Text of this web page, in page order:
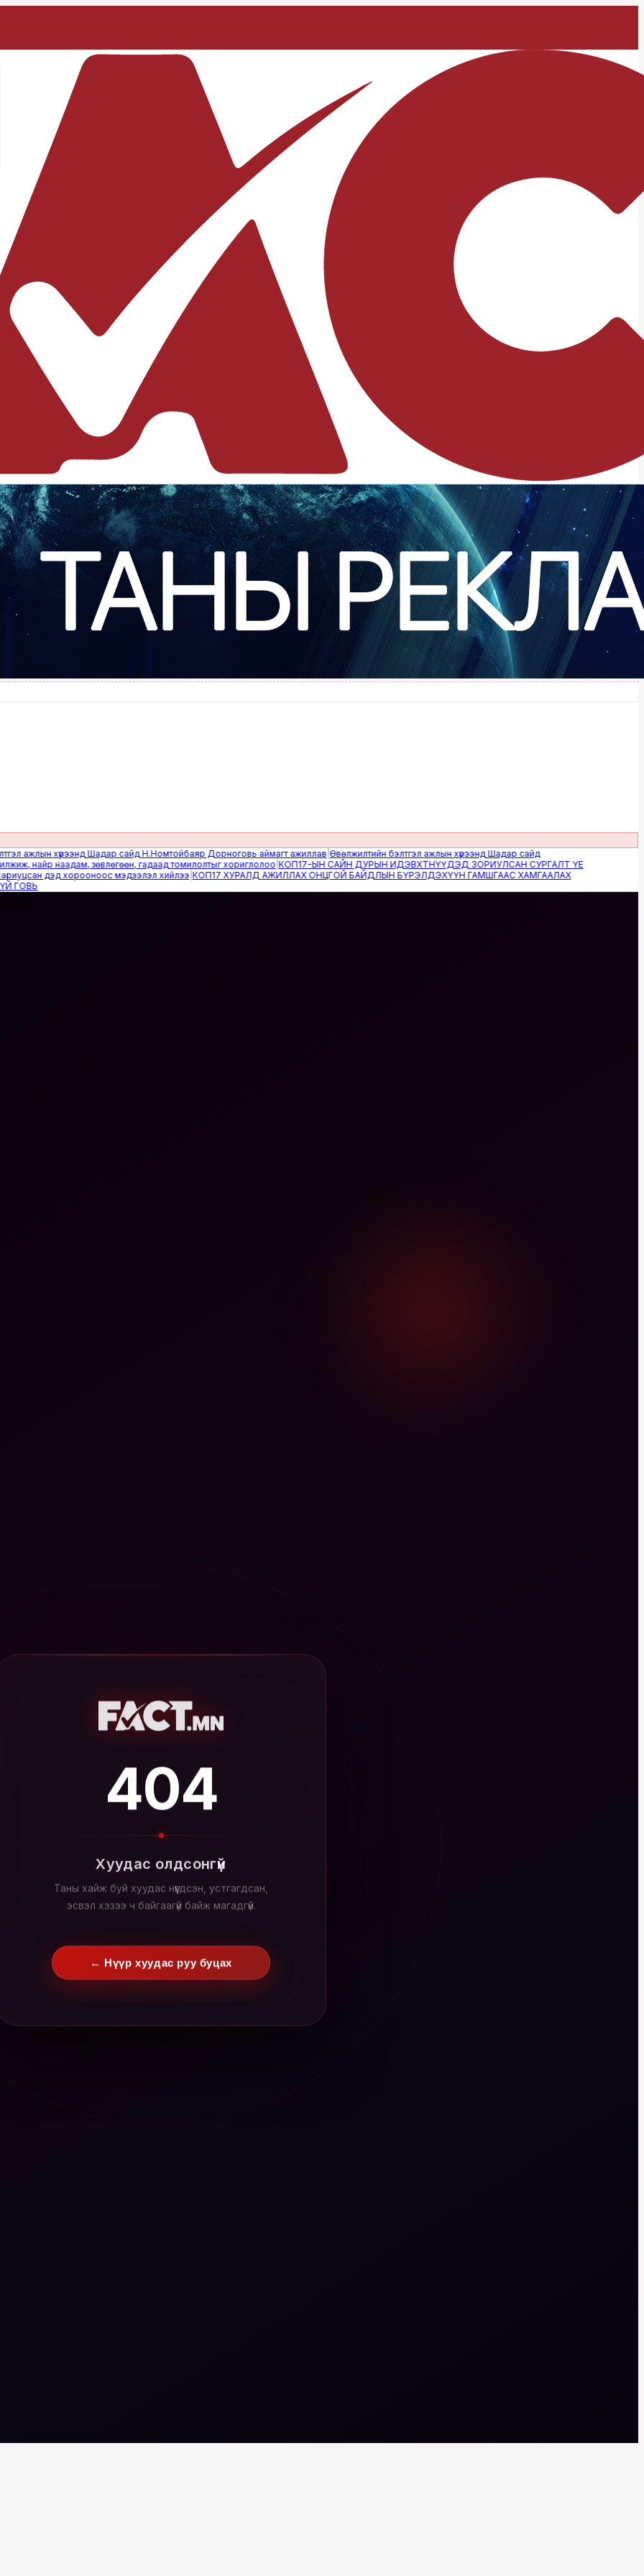
хүрээнд Шадар сайд Н.Номтойбаяр Дорноговь аймагт ажиллав|Өвөлжилтийн бэлтгэл ажлын хүрээнд Шадар сайд
наадам, зөвлөгөөн, гадаад томилолтыг хориглолоо|КОП17-ЫН САЙН ДУРЫН ИДЭВХТНҮҮДЭД ЗОРИУЛСАН СУРГАЛТ ҮЕ
дэд хорооноос мэдээлэл хийлээ |КОП17 ХУРАЛД АЖИЛЛАХ ОНЦГОЙ БАЙДЛЫН БҮРЭЛДЭХҮҮН ГАМШГААС ХАМГААЛАХ
404
Хуудас олдсонгүй
Таны хайж буй хуудас нүүгдсэн, устгагдсан,
эсвэл хэзээ ч байгаагүй байж магадгүй.
← Нүүр хуудас руу буцах